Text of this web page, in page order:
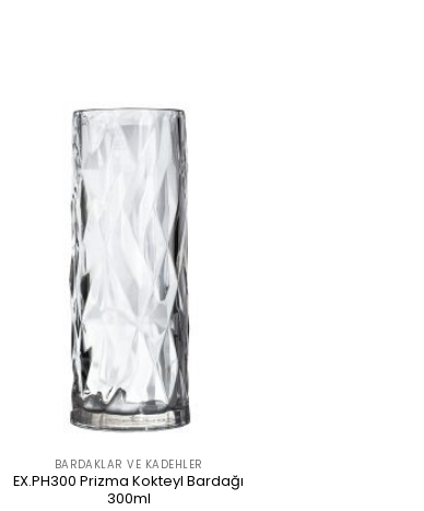
BARDAKLAR VE KADEHLER
EX.PH300 Prizma Kokteyl Bardağı
300ml